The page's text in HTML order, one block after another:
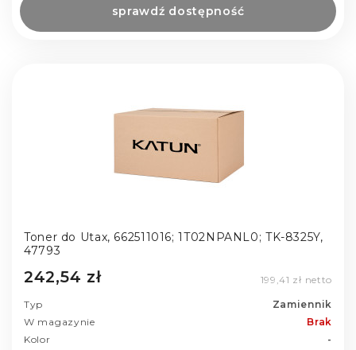
sprawdź dostępność
Toner do Utax, 662511016; 1T02NPANL0; TK-8325Y,
47793
242,54 zł 199,41 zł netto
Typ
Zamiennik
W magazynie
Brak
Kolor
-